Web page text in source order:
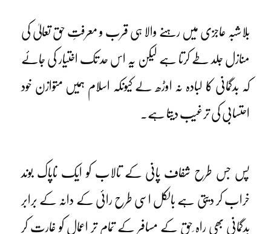
بلاشبہ عاجزی میں رہنے والا ہی قرب و معرفتِ حق تعالیٰ کی
منازل جلد طے کرتا ہے لیکن یہ اس حد تک اختیار کی جائے
کہ بدگمانی کا لبادہ نہ اوڑھ لے کیونکہ اسلام ہمیں متوازن خود
احتسابی کی ترغیب دیتا ہے۔
پس جس طرح شفاف پانی کے تالاب کو ایک ناپاک بوند
خراب کر دیتی ہے بالکل اسی طرح رائی کے دانہ کے برابر
بدگمانی بھی راہ ِحق کے مسافر کے تمام تر اعمال کو غارت کر